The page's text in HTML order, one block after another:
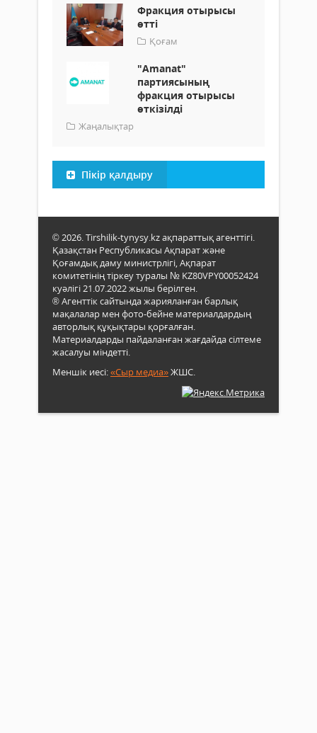
Фракция отырысы
өтті
Қоғам
"Аmanat"
партиясының
фракция отырысы
өткізілді
Жаңалықтар
Пікір қалдыру
© 2026. Tirshilik-tynysy.kz ақпараттық агенттігі.
Қазақстан Республикасы Ақпарат және
Қоғамдық даму министрлігі, Ақпарат
комитетінің тіркеу туралы № KZ80VPY00052424
куәлігі 21.07.2022 жылы берілген.
® Агенттік сайтында жарияланған барлық
мақалалар мен фото-бейне материалдардың
авторлық құқықтары қорғалған.
Материалдарды пайдаланған жағдайда сілтеме
жасалуы міндетті.
Меншік иесі:«Сыр медиа»ЖШС.